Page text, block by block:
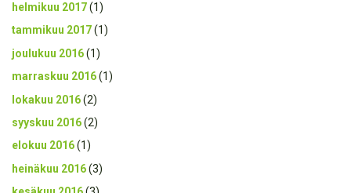
helmikuu 2017(1)
tammikuu 2017(1)
joulukuu 2016(1)
marraskuu 2016(1)
lokakuu 2016(2)
syyskuu 2016(2)
elokuu 2016(1)
heinäkuu 2016(3)